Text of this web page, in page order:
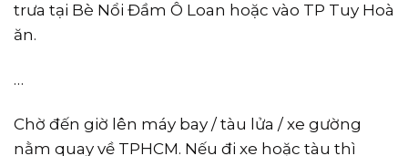
trưa tại Bè Nổi Đầm Ô Loan hoặc vào TP Tuy Hoà
ăn.
…
Chờ đến giờ lên máy bay / tàu lửa / xe gường
nằm quay về TPHCM. Nếu đi xe hoặc tàu thì